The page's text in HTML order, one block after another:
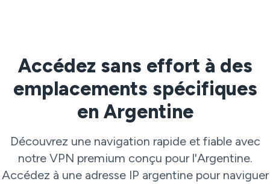
Accédez sans effort à des
emplacements spécifiques
en Argentine
Découvrez une navigation rapide et fiable avec
notre VPN premium conçu pour l'Argentine.
Accédez à une adresse IP argentine pour naviguer